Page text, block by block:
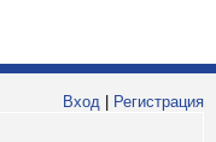
Вход
Регистрация